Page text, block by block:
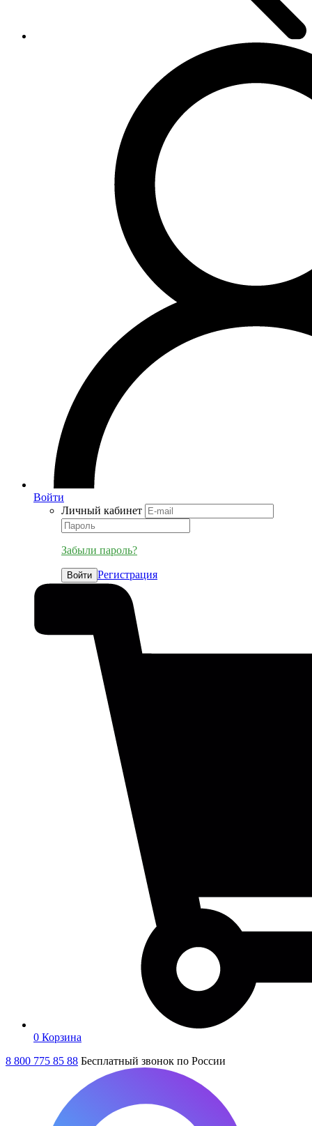
Войти
Личный кабинет
Забыли пароль?
Войти Регистрация
0 Корзина
8 800 775 85 88 Бесплатный звонок по России